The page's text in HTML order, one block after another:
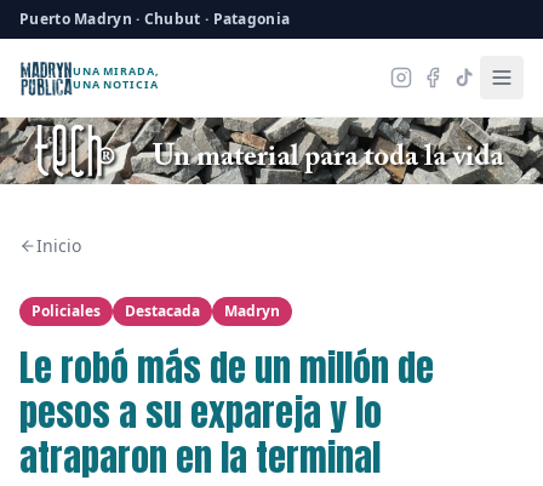
Puerto Madryn · Chubut · Patagonia
UNA MIRADA,
UNA NOTICIA
Inicio
Policiales Destacada Madryn
Le robó más de un millón de
pesos a su expareja y lo
atraparon en la terminal